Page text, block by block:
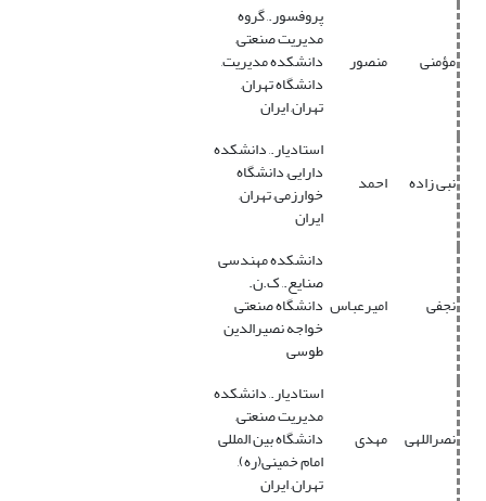
مؤمنی منصور
پروفسور., گروه
مدیریت صنعتی,
دانشکده مدیریت,
دانشگاه تهران,
تهران, ایران
نبی زاده احمد
استادیار., دانشکده
دارایی, دانشگاه
خوارزمی, تهران,
ایران
نجفی امیرعباس
دانشکده مهندسی
صنایع., ک.ن.
دانشگاه صنعتی
خواجه نصیرالدین
طوسی
نصراللهی مهدی
استادیار., دانشکده
مدیریت صنعتی,
دانشگاه بین المللی
امام خمینی(ره),
تهران, ایران